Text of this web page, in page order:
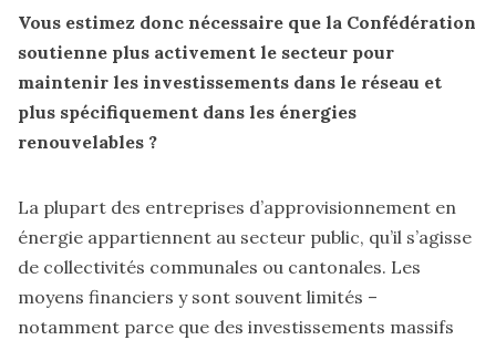
Vous estimez donc nécessaire que la Confédération
soutienne plus activement le secteur pour
maintenir les investissements dans le réseau et
plus spécifiquement dans les énergies
renouvelables ?
La plupart des entreprises d’approvisionnement en
énergie appartiennent au secteur public, qu’il s’agisse
de collectivités communales ou cantonales. Les
moyens financiers y sont souvent limités –
notamment parce que des investissements massifs